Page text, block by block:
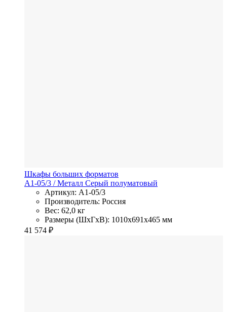
Шкафы больших форматов
A1-05/3 / Металл Серый полуматовый
Артикул: A1-05/3
Производитель: Россия
Вес: 62,0 кг
Размеры (ШхГхВ): 1010x691x465 мм
41 574 ₽